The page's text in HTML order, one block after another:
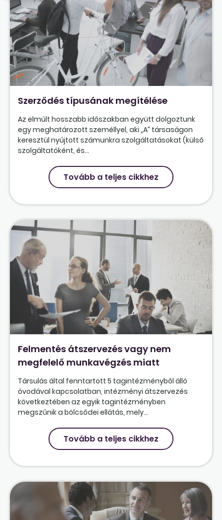
Szerződés típusának megítélése
Az elmúlt hosszabb időszakban együtt dolgoztunk
egy meghatározott személlyel, aki „A” társaságon
keresztül nyújtott számunkra szolgáltatásokat (külső
szolgáltatóként, és...
Tovább a teljes cikkhez
Felmentés átszervezés vagy nem
megfelelő munkavégzés miatt
Társulás által fenntartott 5 tagintézményből álló
óvodával kapcsolatban, intézményi átszervezés
következtében az egyik tagintézményben
megszűnik a bölcsődei ellátás, mely...
Tovább a teljes cikkhez